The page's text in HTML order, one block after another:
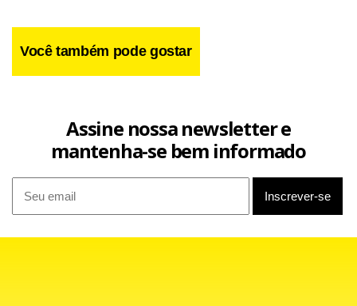
Você também pode gostar
Assine nossa newsletter e
mantenha-se bem informado